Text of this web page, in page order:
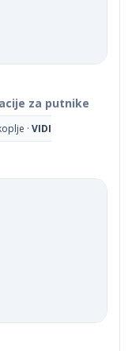
za putnike
· VIDI